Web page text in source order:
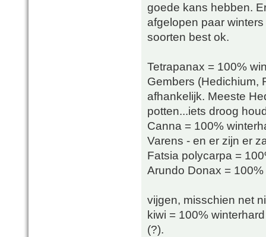
goede kans hebben.
afgelopen paar
soorten best ok.
Tetrapanax = 100%
Gembers (Hedichium,
afhankelijk. Meeste
potten...iets droog
Canna = 100%
Varens - en er zijn er
Fatsia polycarpa =
Arundo Donax =
vijgen, misschien net
kiwi = 100%
(?).